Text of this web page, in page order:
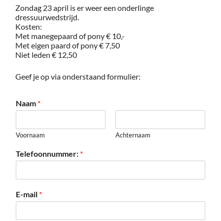
Zondag 23 april is er weer een onderlinge
dressuurwedstrijd.
Kosten:
Met manegepaard of pony € 10,-
Met eigen paard of pony € 7,50
Niet leden € 12,50
Geef je op via onderstaand formulier:
Naam *
Voornaam Achternaam
Telefoonnummer: *
E-mail *